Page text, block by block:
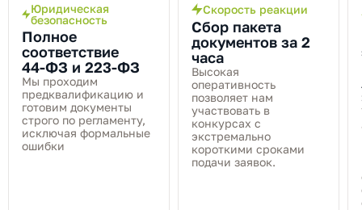
Юридическая
безопасность
Полное
соответствие
44‑ФЗ и 223‑ФЗ
Мы проходим
предквалификацию и
готовим документы
строго по регламенту,
исключая формальные
ошибки
Скорость реакции
Сбор пакета
документов за 2
часа
Высокая
оперативность
позволяет нам
участвовать в
конкурсах с
экстремально
короткими сроками
подачи заявок.